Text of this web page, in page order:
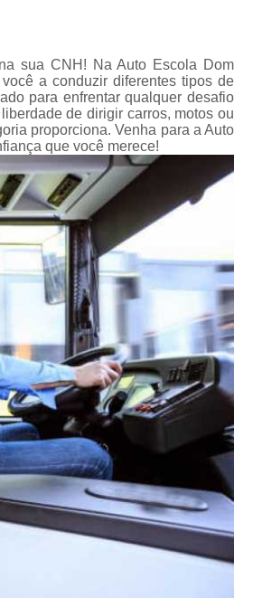
Primeira
Primeira Habilitação Carro Cidade
Primeira Habilitação Categoria a
Primeira Habilitação de Moto
Carteira de Motorista
Reciclagem Cnh Cassada
Reciclagem da Carteira de
de Carteira de Motorista
Reciclagem
sua CNH! Na Auto Escola Dom
a conduzir diferentes tipos de
para enfrentar qualquer desafio
de dirigir carros, motos ou
proporciona. Venha para a Auto
que você merece!